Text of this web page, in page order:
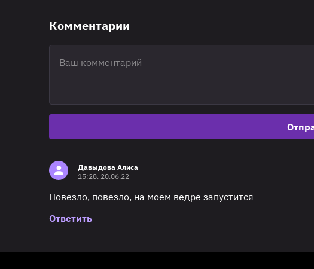
Комментарии
Давыдова Алиса
15:28, 20.06.22
Повезло, повезло, на моем ведре запустится
Ответить